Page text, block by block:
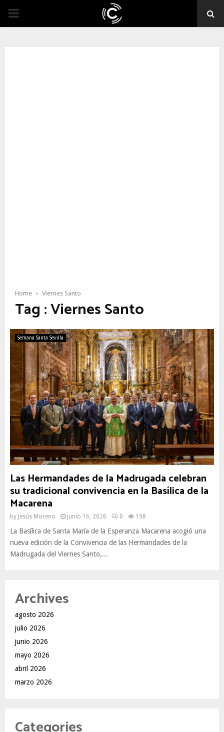
PRIMARY
Home Viernes Santo
Tag : Viernes Santo
Semana Santa Sevilla
Las Hermandades de la Madrugada celebran
su tradicional convivencia en la Basílica de la
Macarena
by Jesús Moreno junio 16, 2026 0 198
La Basílica de Santa María de la Esperanza Macarena acogió una
nueva edición de la Convivencia de las Hermandades de la
Madrugada del Viernes Santo,...
Archives
agosto 2026
julio 2026
junio 2026
mayo 2026
abril 2026
marzo 2026